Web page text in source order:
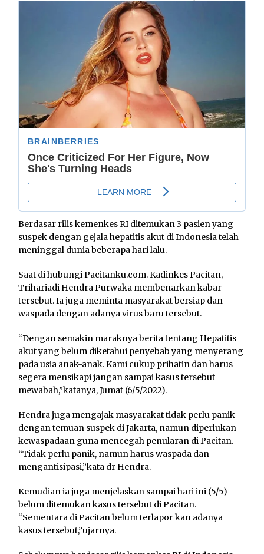
Berdasar rilis kemenkes RI ditemukan 3 pasien yang
suspek dengan gejala hepatitis akut di Indonesia telah
meninggal dunia beberapa hari lalu.
Saat di hubungi Pacitanku.com. Kadinkes Pacitan,
Trihariadi Hendra Purwaka membenarkan kabar
tersebut. Ia juga meminta masyarakat bersiap dan
waspada dengan adanya virus baru tersebut.
“Dengan semakin maraknya berita tentang Hepatitis
akut yang belum diketahui penyebab yang menyerang
pada usia anak-anak. Kami cukup prihatin dan harus
segera mensikapi jangan sampai kasus tersebut
mewabah,”katanya, Jumat (6/5/2022).
Hendra juga mengajak masyarakat tidak perlu panik
dengan temuan suspek di Jakarta, namun diperlukan
kewaspadaan guna mencegah penularan di Pacitan.
“Tidak perlu panik, namun harus waspada dan
mengantisipasi,”kata dr Hendra.
Kemudian ia juga menjelaskan sampai hari ini (5/5)
belum ditemukan kasus tersebut di Pacitan.
“Sementara di Pacitan belum terlapor kan adanya
kasus tersebut,”ujarnya.